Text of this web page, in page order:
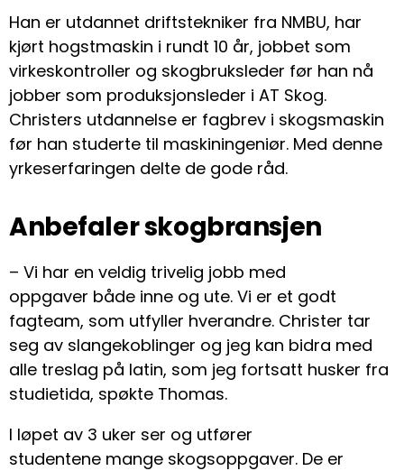
Han er utdannet driftstekniker fra NMBU, har
kjørt hogstmaskin i rundt 10 år, jobbet som
virkeskontroller og skogbruksleder før han nå
jobber som produksjonsleder i AT Skog.
Christers utdannelse er fagbrev i skogsmaskin
før han studerte til maskiningeniør. Med denne
yrkeserfaringen delte de gode råd.
Anbefaler skogbransjen
– Vi har en veldig trivelig jobb med
oppgaver både inne og ute. Vi er et godt
fagteam, som utfyller hverandre. Christer tar
seg av slangekoblinger og jeg kan bidra med
alle treslag på latin, som jeg fortsatt husker fra
studietida, spøkte Thomas.
I løpet av 3 uker ser og utfører
studentene mange skogsoppgaver. De er